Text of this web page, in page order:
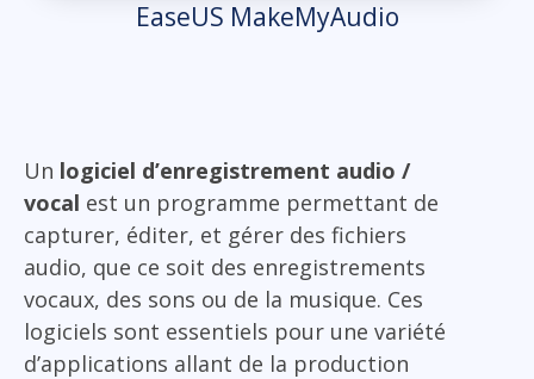
EaseUS MakeMyAudio
Un logiciel d’enregistrement audio /
vocal est un programme permettant de
capturer, éditer, et gérer des fichiers
audio, que ce soit des enregistrements
vocaux, des sons ou de la musique. Ces
logiciels sont essentiels pour une variété
d’applications allant de la production